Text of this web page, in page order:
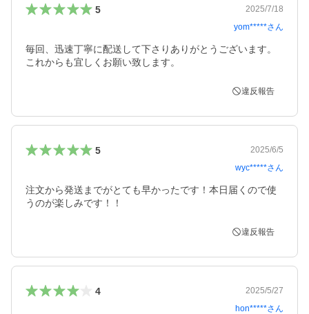
5
2025/7/18
yom*****さん
毎回、迅速丁寧に配送して下さりありがとうございます。
これからも宜しくお願い致します。
違反報告
5
2025/6/5
wyc*****さん
注文から発送までがとても早かったです！本日届くので使
うのが楽しみです！！
違反報告
4
2025/5/27
hon*****さん